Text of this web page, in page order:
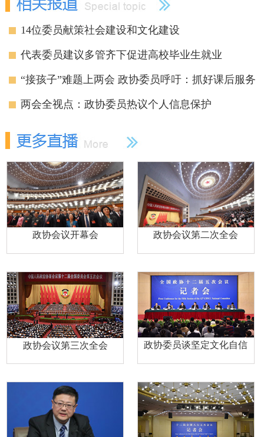
14位委员献策社会建设和文化建设
代表委员建议多管齐下促进高校毕业生就业
“接孩子”难题上两会 政协委员呼吁：抓好课后服务
两会全视点：政协委员热议个人信息保护
政协会议开幕会 政协会议第二次全会
政协会议第三次全会 政协委员谈坚定文化自信